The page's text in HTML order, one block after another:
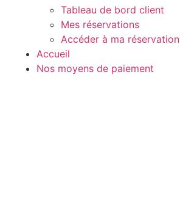
Tableau de bord client
Mes réservations
Accéder à ma réservation
Accueil
Nos moyens de paiement